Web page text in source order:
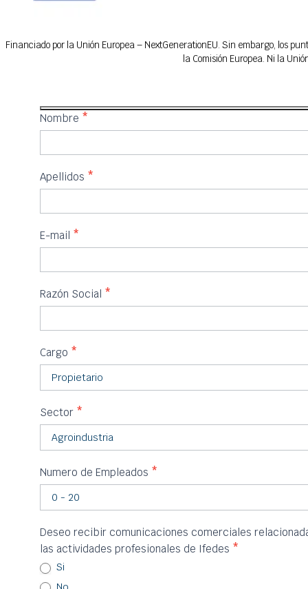
Financiado por la Unión Europea – NextGenerationEU. Sin embargo, los
la Comisión Europea. Ni la
IFEDES
Nombre *
Apellidos *
E-mail *
Razón Social *
Cargo *
Sector *
Numero de Empleados *
Deseo recibir comunicaciones comerciales
las actividades profesionales de Ifedes *
Si